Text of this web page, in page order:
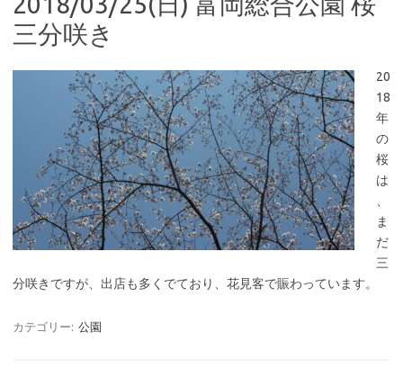
三分咲き
20
18
年
の
桜
は
ま
だ
三
分咲きですが、出店も多くでており、花見客で賑わっています。
カテゴリー: 公園